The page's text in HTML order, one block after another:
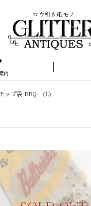
ロウ引き紙モノ
内
ップ袋 BBQ (L)